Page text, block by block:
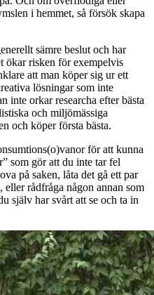
i hemmet, så försök skapa
sämre beslut och har
ökar risken för exempelvis
att man köper sig ur ett
lösningar som inte
inte orkar researcha efter bästa
och miljömässiga
och köper första bästa.
för att kunna
som gör att du inte tar fel
på saken, låta det gå ett par
eller rådfråga någon annan som
själv har svårt att se och ta in